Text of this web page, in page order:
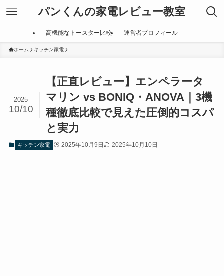
パンくんの家電レビュー教室
高機能なトースター比較 運営者プロフィール
ホーム キッチン家電
【正直レビュー】エンペラータ
マリン vs BONIQ・ANOVA｜3機
種徹底比較で見えた圧倒的コスパ
と実力
2025
10/10
キッチン家電 2025年10月9日 2025年10月10日